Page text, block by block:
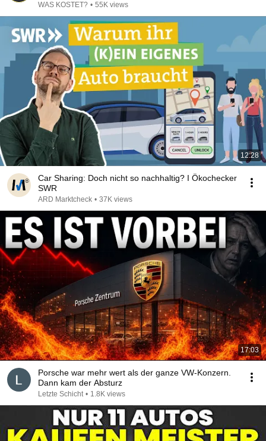
WAS KOSTET? • 55K views
12:28
Car Sharing: Doch nicht so nachhaltig? I Ökochecker
SWR
ARD Marktcheck • 37K views
17:03
Porsche war mehr wert als der ganze VW-Konzern.
Dann kam der Absturz
Letzte Schicht • 1.8K views